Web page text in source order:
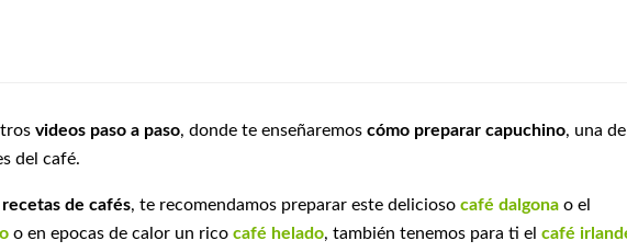
videos paso a paso, donde te enseñaremos cómo preparar capuchino, una de
del café.
recetas de cafés, te recomendamos preparar este delicioso café dalgona o el
o en epocas de calor un rico café helado, también tenemos para ti el café